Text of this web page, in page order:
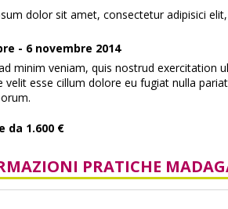
dolor sit amet, consectetur adipisici
- 6 novembre 2014
minim veniam, quis nostrud exercitation
velit esse cillum dolore eu fugiat nulla
da 1.600 €
PRATICHE